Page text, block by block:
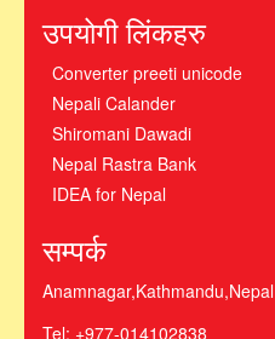
उपयोगी लिंकहरु
Converter preeti unicode
Nepali Calander
Shiromani Dawadi
Nepal Rastra Bank
IDEA for Nepal
सम्पर्क
Anamnagar,Kathmandu,Nepal
Tel: +977-014102838